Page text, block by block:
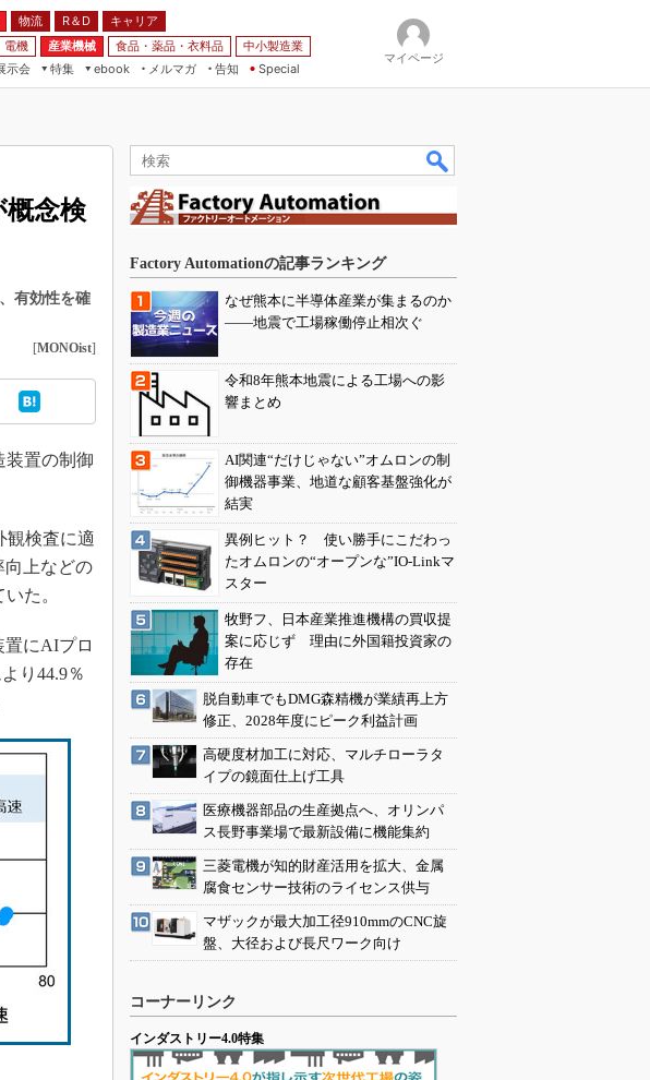
物流 R＆D
キャリア
電機 産業機械 食品・薬品・衣料品
中小製造業
示会
特集
ebook
メルマガ
告知 Special
マイページ
概念検
有効性を確
[MONOist]
装置の制御
観検査に適
向上などの
た。
にAIプロ
り44.9％
Factory Automationの記事ランキング
なぜ熊本に半導体産業が集まるのか
――地震で工場稼働停止相次ぐ
令和8年熊本地震による工場への影
響まとめ
AI関連“だけじゃない”オムロンの制
御機器事業、地道な顧客基盤強化が
結実
異例ヒット？ 使い勝手にこだわっ
たオムロンの“オープンな”IO-Linkマ
スター
牧野フ、日本産業推進機構の買収提
案に応じず 理由に外国籍投資家の
存在
脱自動車でもDMG森精機が業績再上方
修正、2028年度にピーク利益計画
高硬度材加工に対応、マルチローラタ
イプの鏡面仕上げ工具
医療機器部品の生産拠点へ、オリンパ
ス長野事業場で最新設備に機能集約
三菱電機が知的財産活用を拡大、金属
腐食センサー技術のライセンス供与
マザックが最大加工径910mmのCNC旋
盤、大径および長尺ワーク向け
コーナーリンク
インダストリー4.0特集